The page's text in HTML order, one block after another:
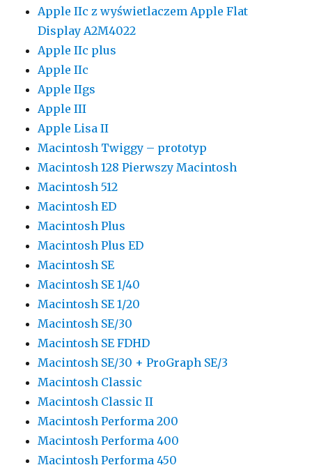
Apple IIc z wyświetlaczem Apple Flat
Display A2M4022
Apple IIc plus
Apple IIc
Apple IIgs
Apple III
Apple Lisa II
Macintosh Twiggy – prototyp
Macintosh 128 Pierwszy Macintosh
Macintosh 512
Macintosh ED
Macintosh Plus
Macintosh Plus ED
Macintosh SE
Macintosh SE 1/40
Macintosh SE 1/20
Macintosh SE/30
Macintosh SE FDHD
Macintosh SE/30 + ProGraph SE/3
Macintosh Classic
Macintosh Classic II
Macintosh Performa 200
Macintosh Performa 400
Macintosh Performa 450